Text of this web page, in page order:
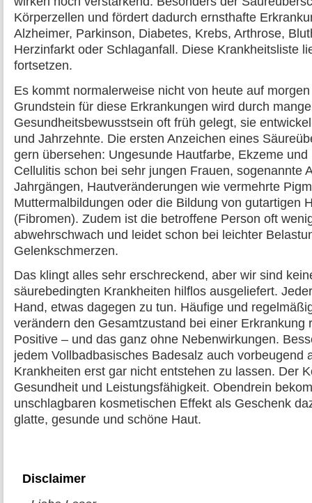
Körperzellen und fördert dadurch ernsthafte
Alzheimer, Parkinson, Diabetes, Krebs, Arthrose,
Herzinfarkt oder Schlaganfall. Diese Krankheitsliste
fortsetzen.
Es kommt normalerweise nicht von heute auf
Grundstein für diese Erkrankungen wird durch
Gesundheitsbewusstsein oft früh gelegt, sie
und Jahrzehnte. Die ersten Anzeichen eines
gern übersehen: Ungesunde Hautfarbe, Ekzeme
Cellulitis schon bei sehr jungen Frauen, sogenannte
Jahrgängen, Hautveränderungen wie vermehrte
Muttermalbildungen oder die Bildung von gutartigen
(Fibromen). Zudem ist die betroffene Person oft
abwehrschwach und leidet schon bei leichter
Gelenkschmerzen.
Das klingt alles sehr erschreckend, aber wir sind
säurebedingten Krankheiten hilflos ausgeliefert.
Hand, etwas dagegen zu tun. Häufige und
verändern den Gesamtzustand bei einer Erkrankung
Positive – und das ganz ohne Nebenwirkungen.
jedem Vollbadbasisches Badesalz auch vorbeugend
Krankheiten erst gar nicht entstehen zu lassen. Der
Gesundheit und Leistungsfähigkeit. Obendrein
unschlagbaren kosmetischen Effekt als Geschenk
glatte, gesunde und schöne Haut.
Disclaimer